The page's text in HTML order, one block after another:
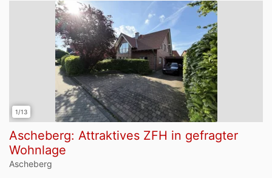
1/13
Ascheberg: Attraktives ZFH in gefragter
Wohnlage
Ascheberg